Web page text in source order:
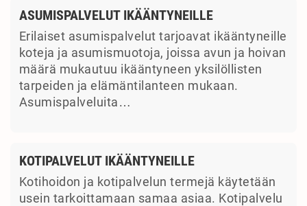
ASUMISPALVELUT IKÄÄNTYNEILLE
Erilaiset asumispalvelut tarjoavat ikääntyneille
koteja ja asumismuotoja, joissa avun ja hoivan
määrä mukautuu ikääntyneen yksilöllisten
tarpeiden ja elämäntilanteen mukaan.
Asumispalveluita…
KOTIPALVELUT IKÄÄNTYNEILLE
Kotihoidon ja kotipalvelun termejä käytetään
usein tarkoittamaan samaa asiaa. Kotipalvelu